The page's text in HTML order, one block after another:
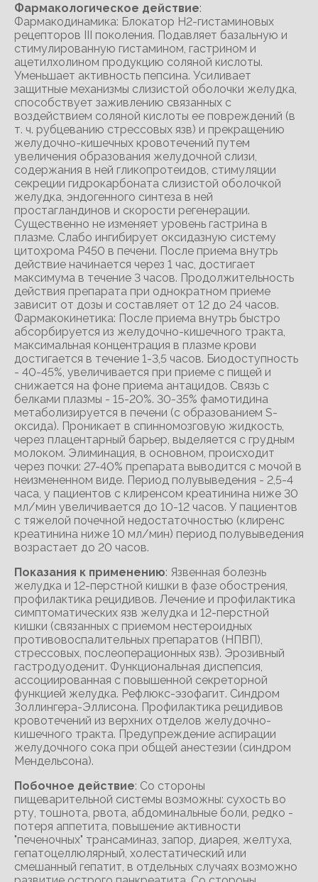
Фармакологическое действие:
Фармакодинамика: Блокатор Н2-гистаминовых
рецепторов III поколения. Подавляет базальную и
стимулированную гистамином, гастрином и
ацетилхолином продукцию соляной кислоты.
Уменьшает активность пепсина. Усиливает
защитные механизмы слизистой оболочки желудка,
способствует заживлению связанных с
воздействием соляной кислоты ее повреждений (в
т. ч. рубцеванию стрессовых язв) и прекращению
желудочно-кишечных кровотечений путем
увеличения образования желудочной слизи,
содержания в ней гликопротеидов, стимуляции
секреции гидрокарбоната слизистой оболочкой
желудка, эндогенного синтеза в ней
простагландинов и скорости регенерации.
Существенно не изменяет уровень гастрина в
плазме. Слабо ингибирует оксидазную систему
цитохрома Р450 в печени. После приема внутрь
действие начинается через 1 час, достигает
максимума в течение 3 часов. Продолжительность
действия препарата при однократном приеме
зависит от дозы и составляет от 12 до 24 часов.
Фармакокинетика: После приема внутрь быстро
абсорбируется из желудочно-кишечного тракта,
максимальная концентрация в плазме крови
достигается в течение 1-3,5 часов. Биодоступность
- 40-45%, увеличивается при приеме с пищей и
снижается на фоне приема антацидов. Связь с
белками плазмы - 15-20%. 30-35% фамотидина
метаболизируется в печени (с образованием S-
оксида). Проникает в спинномозговую жидкость,
через плацентарный барьер, выделяется с грудным
молоком. Элиминация, в основном, происходит
через почки: 27-40% препарата выводится с мочой в
неизмененном виде. Период полувыведения - 2,5-4
часа, у пациентов с клиренсом креатинина ниже 30
мл/мин увеличивается до 10-12 часов. У пациентов
с тяжелой почечной недостаточностью (клиренс
креатинина ниже 10 мл/мин) период полувыведения
возрастает до 20 часов.
Показания к применению: Язвенная болезнь
желудка и 12-перстной кишки в фазе обострения,
профилактика рецидивов. Лечение и профилактика
симптоматических язв желудка и 12-перстной
кишки (связанных с приемом нестероидных
противовоспалительных препаратов (НПВП),
стрессовых, послеоперационных язв). Эрозивный
гастродуоденит. Функциональная диспепсия,
ассоциированная с повышенной секреторной
функцией желудка. Рефлюкс-эзофагит. Синдром
Золлингера-Эллисона. Профилактика рецидивов
кровотечений из верхних отделов желудочно-
кишечного тракта. Предупреждение аспирации
желудочного сока при общей анестезии (синдром
Мендельсона).
Побочное действие: Со стороны
пищеварительной системы возможны: сухость во
рту, тошнота, рвота, абдоминальные боли, редко -
потеря аппетита, повышение активности
"печеночных" трансаминаз, запор, диарея, желтуха,
гепатоцеллюлярный, холестатический или
смешанный гепатит, в отдельных случаях возможно